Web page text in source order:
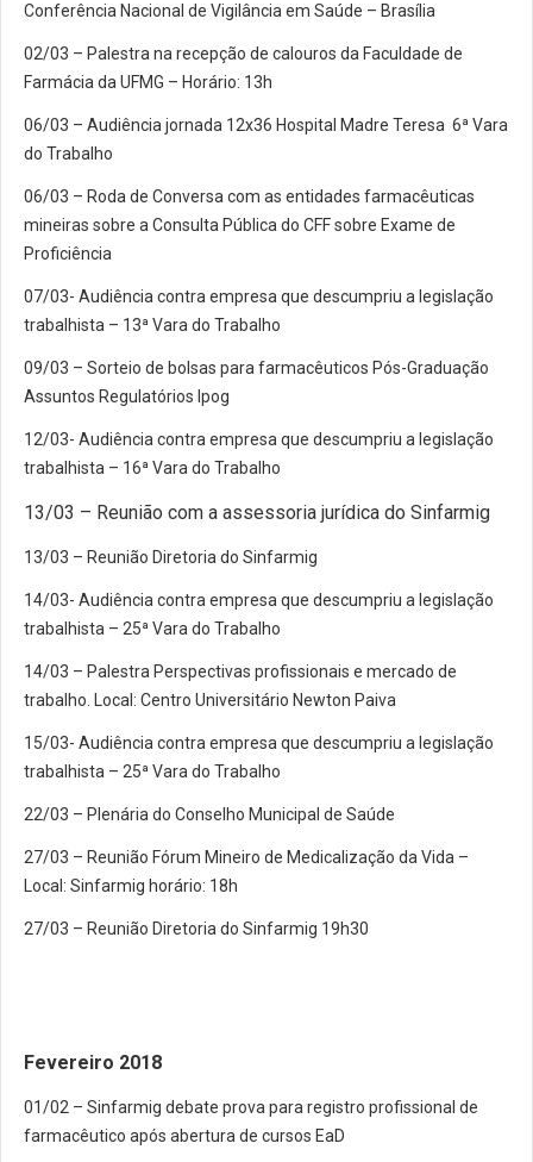
Conferência Nacional de Vigilância em Saúde – Brasília
02/03 – Palestra na recepção de calouros da Faculdade de
Farmácia da UFMG – Horário: 13h
06/03 – Audiência jornada 12x36 Hospital Madre Teresa 6ª Vara
do Trabalho
06/03 – Roda de Conversa com as entidades farmacêuticas
mineiras sobre a Consulta Pública do CFF sobre Exame de
Proficiência
07/03- Audiência contra empresa que descumpriu a legislação
trabalhista – 13ª Vara do Trabalho
09/03 – Sorteio de bolsas para farmacêuticos Pós-Graduação
Assuntos Regulatórios Ipog
12/03- Audiência contra empresa que descumpriu a legislação
trabalhista – 16ª Vara do Trabalho
13/03 – Reunião com a assessoria jurídica do Sinfarmig
13/03 – Reunião Diretoria do Sinfarmig
14/03- Audiência contra empresa que descumpriu a legislação
trabalhista – 25ª Vara do Trabalho
14/03 – Palestra Perspectivas profissionais e mercado de
trabalho. Local: Centro Universitário Newton Paiva
15/03- Audiência contra empresa que descumpriu a legislação
trabalhista – 25ª Vara do Trabalho
22/03 – Plenária do Conselho Municipal de Saúde
27/03 – Reunião Fórum Mineiro de Medicalização da Vida –
Local: Sinfarmig horário: 18h
27/03 – Reunião Diretoria do Sinfarmig 19h30
Fevereiro 2018
01/02 – Sinfarmig debate prova para registro profissional de
farmacêutico após abertura de cursos EaD